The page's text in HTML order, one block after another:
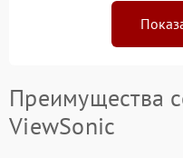
Преимущества
ViewSonic